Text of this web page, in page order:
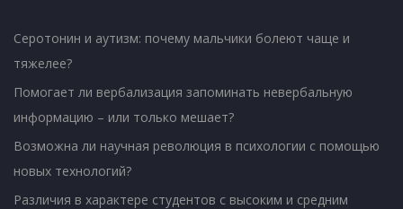
Серотонин и аутизм: почему мальчики болеют чаще и
тяжелее?
Помогает ли вербализация запоминать невербальную
информацию – или только мешает?
Возможна ли научная революция в психологии с помощью
новых технологий?
Различия в характере студентов с высоким и средним